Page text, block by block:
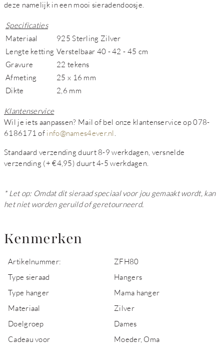
deze namelijk in een mooi sieradendoosje.
Specificaties
Materiaal
925 Sterling Zilver
Lengte ketting Verstelbaar 40 - 42 - 45 cm
Gravure
22 tekens
Afmeting
25 x 16 mm
Dikte
2,6 mm
Klantenservice
Wil je iets aanpassen? Mail of bel onze klantenservice op 078-
6186171 of info@names4ever.nl
Standaard verzending duurt 8-9 werkdagen, versnelde
verzending (+ €4,95) duurt 4-5 werkdagen.
* Let op: Omdat dit sieraad speciaal voor jou gemaakt wordt, kan
het niet worden geruild of geretourneerd.
Kenmerken
Artikelnummer:
ZFH80
Type sieraad
Hangers
Type hanger
Mama hanger
Materiaal
Zilver
Doelgroep
Dames
Cadeau voor
Moeder, Oma